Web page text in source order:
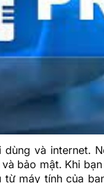
và internet.
bảo mật. Khi
máy tính của